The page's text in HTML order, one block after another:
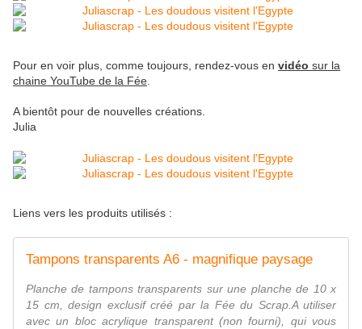
Pour en voir plus, comme toujours, rendez-vous en vidéo sur la
chaine YouTube de la Fée
A bientôt pour de nouvelles créations.
Julia
Liens vers les produits utilisés :
Tampons transparents A6 - magnifique paysage
Planche de tampons transparents sur une planche de 10 x
15 cm, design exclusif créé par la Fée du Scrap.A utiliser
avec un bloc acrylique transparent (non fourni), qui vous